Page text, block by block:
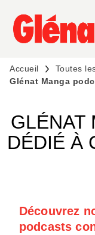
MENU
PIED DE PAGE
Accueil
Toutes
Glénat Manga
GLÉNAT
DÉDIÉ À
Découvrez
podcasts